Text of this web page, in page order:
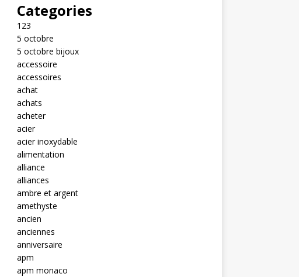
Categories
123
5 octobre
5 octobre bijoux
accessoire
accessoires
achat
achats
acheter
acier
acier inoxydable
alimentation
alliance
alliances
ambre et argent
amethyste
ancien
anciennes
anniversaire
apm
apm monaco